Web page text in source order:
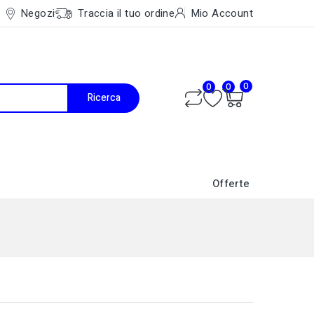
Negozi Traccia il tuo ordine Mio Account
Ricerca
0 0 0
Offerte